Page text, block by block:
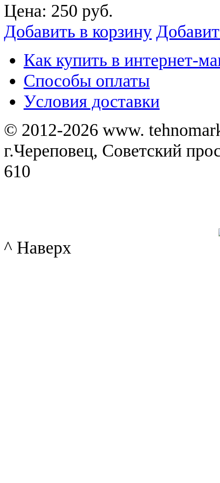
Цена: 250 руб.
Добавить в корзину
Как купить в интернет-
Способы оплаты
Уcловия доставки
© 2012-2026 www.
г.Череповец, Советский
610
^ Наверх